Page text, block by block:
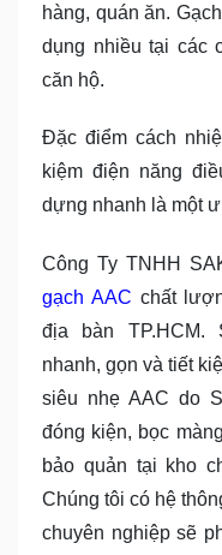
hàng, quán ăn.
dụng nhiều tại các
căn hộ.
Đặc điểm cách
kiệm điện năng
dựng nhanh là một
Công Ty TNHH
gạch AAC chất
địa bàn TP.HCM.
nhanh, gọn và tiết
siêu nhẹ AAC do
đóng kiện, bọc
bảo quản tại kho
Chúng tôi có hệ
chuyên nghiệp sẽ